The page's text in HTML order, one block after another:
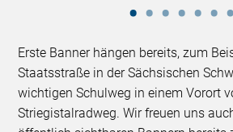
Erste Banner hängen bereits, zum
Staatsstraße in der Sächsischen
wichtigen Schulweg in einem Vorort
Striegistalradweg. Wir freuen uns